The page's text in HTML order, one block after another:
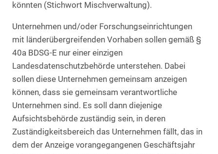
könnten (Stichwort Mischverwaltung).
Unternehmen und/oder Forschungseinrichtungen
mit länderübergreifenden Vorhaben sollen gemäß §
40a BDSG-E nur einer einzigen
Landesdatenschutzbehörde unterstehen. Dabei
sollen diese Unternehmen gemeinsam anzeigen
können, dass sie gemeinsam verantwortliche
Unternehmen sind. Es soll dann diejenige
Aufsichtsbehörde zuständig sein, in deren
Zuständigkeitsbereich das Unternehmen fällt, das in
dem der Anzeige vorangegangenen Geschäftsjahr